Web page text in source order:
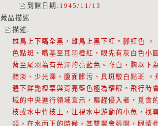
到館日期 : 1945/11/13
藏品描述
描述 :
雄鳥上下嘴全黑，雌鳥上黑下紅。腳紅色 ，
色點斑，嘴基至耳羽橙紅，眼先有灰白色小
背至尾羽為有光澤的亮藍色。喉白，胸以下
黯淡、少光澤，腹面髒污、具斑駁白點斑 。
體下鮮艷橙栗與背亮藍色極為耀眼。飛行時
域的中央進行領域宣示，驅趕侵入者，覓食
枝或水中竹枝上，注視水中游動的小魚，找
類，在水面下的時候，其雙翼會張開，眼睛